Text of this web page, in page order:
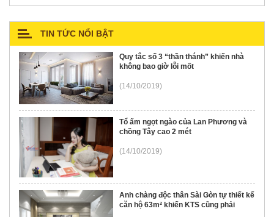
SOFA
TIN TỨC NỔI BẬT
Quy tắc số 3 “thần thánh” khiến nhà
không bao giờ lỗi mốt
(14/10/2019)
Tổ ấm ngọt ngào của Lan Phương và
chồng Tây cao 2 mét
(14/10/2019)
Anh chàng độc thân Sài Gòn tự thiết kế
căn hộ 63m² khiến KTS cũng phải